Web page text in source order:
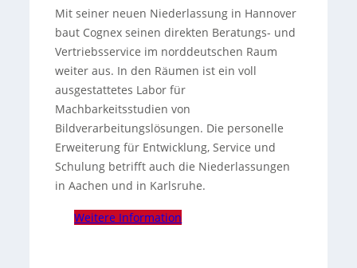
Mit seiner neuen Niederlassung in Hannover
baut Cognex seinen direkten Beratungs- und
Vertriebsservice im norddeutschen Raum
weiter aus. In den Räumen ist ein voll
ausgestattetes Labor für
Machbarkeitsstudien von
Bildverarbeitungslösungen. Die personelle
Erweiterung für Entwicklung, Service und
Schulung betrifft auch die Niederlassungen
in Aachen und in Karlsruhe.
Weitere Information